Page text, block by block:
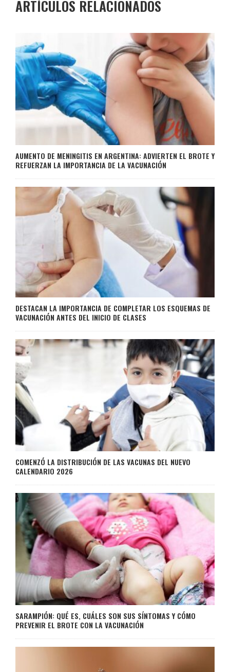
ARTÍCULOS RELACIONADOS
AUMENTO DE MENINGITIS EN ARGENTINA: ADVIERTEN EL BROTE Y
REFUERZAN LA IMPORTANCIA DE LA VACUNACIÓN
DESTACAN LA IMPORTANCIA DE COMPLETAR LOS ESQUEMAS DE
VACUNACIÓN ANTES DEL INICIO DE CLASES
COMENZÓ LA DISTRIBUCIÓN DE LAS VACUNAS DEL NUEVO
CALENDARIO 2026
SARAMPIÓN: QUÉ ES, CUÁLES SON SUS SÍNTOMAS Y CÓMO
PREVENIR EL BROTE CON LA VACUNACIÓN